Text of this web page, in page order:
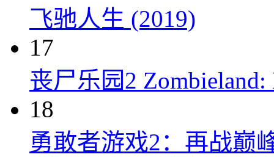
飞驰人生 (2019)
17
丧尸乐园2 Zombieland:
18
勇敢者游戏2：再战巅